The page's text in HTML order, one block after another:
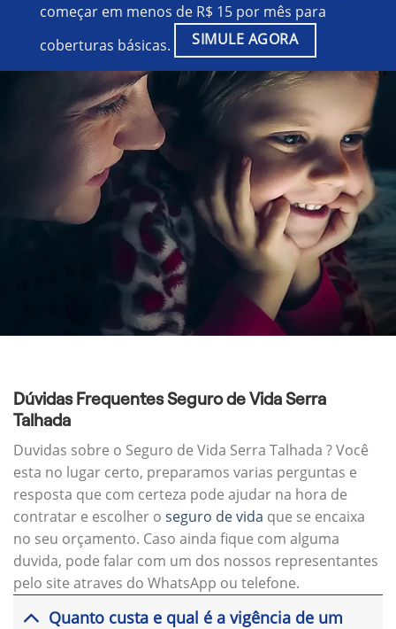
começar em menos de R$ 15 por mês para
coberturas básicas.
SIMULE AGORA
Dúvidas Frequentes Seguro de Vida Serra
Talhada
Duvidas sobre o Seguro de Vida Serra Talhada ? Você
esta no lugar certo, preparamos varias perguntas e
resposta que com certeza pode ajudar na hora de
contratar e escolher o seguro de vida que se encaixa
no seu orçamento. Caso ainda fique com alguma
duvida, pode falar com um dos nossos representantes
pelo site atraves do WhatsApp ou telefone.
Quanto custa e qual é a vigência de um